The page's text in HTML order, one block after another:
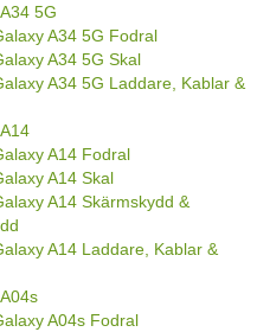
5G
A34 5G Fodral
A34 5G Skal
A34 5G Laddare, Kablar &
A14 Fodral
A14 Skal
A14 Skärmskydd &
A14 Laddare, Kablar &
A04s Fodral